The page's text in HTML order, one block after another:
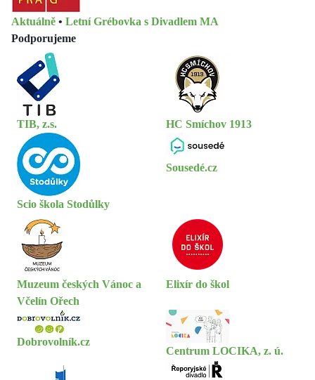
Aktuálně • Letní Grébovka s Divadlem MA
Podporujeme
TIB, z.s. HC Smíchov 1913
Scio škola Stodůlky
Sousedé.cz
Muzeum českých Vánoc a
Včelín Ořech
Elixír do škol
Dobrovolník.cz
Centrum LOCIKA, z. ú.